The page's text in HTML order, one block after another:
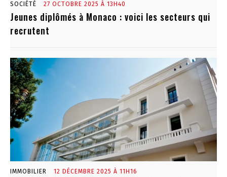
SOCIÉTÉ 27 OCTOBRE 2025 À 13H40
Jeunes diplômés à Monaco : voici les secteurs qui
recrutent
IMMOBILIER 12 DÉCEMBRE 2025 À 11H16